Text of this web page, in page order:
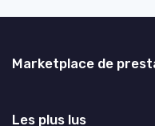
Marketplace de
Les plus lus